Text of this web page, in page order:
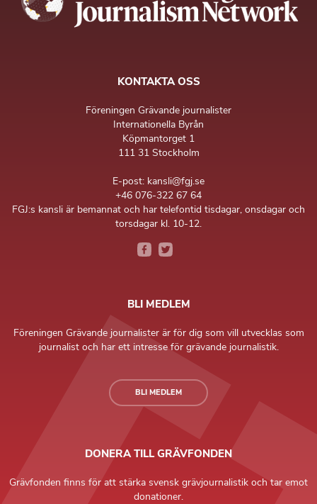
KONTAKTA OSS
Föreningen Grävande journalister
Internationella Byrån
Köpmantorget 1
111 31 Stockholm
E-post: kansli@fgj.se
+46 076-322 67 64
FGJ:s kansli är bemannat och har telefontid tisdagar, onsdagar och
torsdagar kl. 10-12.
BLI MEDLEM
Föreningen Grävande journalister är för dig som vill utvecklas som
journalist och har ett intresse för grävande journalistik.
BLI MEDLEM
DONERA TILL GRÄVFONDEN
Grävfonden finns för att stärka svensk grävjournalistik och tar emot
donationer.